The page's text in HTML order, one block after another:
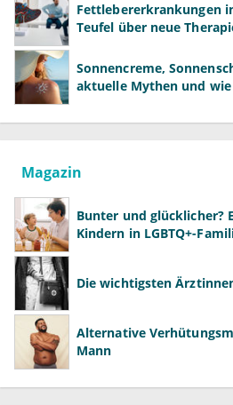
Fettlebererkrankungen
Teufel über neue
Sonnencreme,
aktuelle Mythen und
Magazin
Bunter und glücklicher?
Kindern in LGBTQ+-
Die wichtigsten
Alternative
Mann